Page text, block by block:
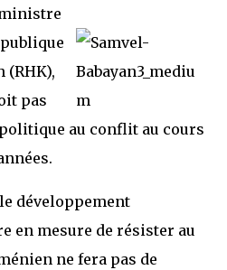
(RHK),
pas
au conflit au cours
développement
en mesure de résister au
ne fera pas de